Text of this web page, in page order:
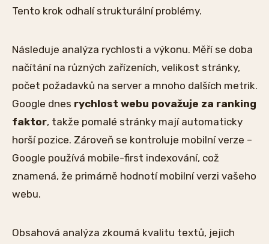
Tento krok odhalí strukturální problémy.
Následuje analýza rychlosti a výkonu. Měří se doba
načítání na různých zařízeních, velikost stránky,
počet požadavků na server a mnoho dalších metrik.
Google dnes rychlost webu považuje za ranking
faktor, takže pomalé stránky mají automaticky
horší pozice. Zároveň se kontroluje mobilní verze –
Google používá mobile-first indexování, což
znamená, že primárně hodnotí mobilní verzi vašeho
webu.
Obsahová analýza zkoumá kvalitu textů, jejich